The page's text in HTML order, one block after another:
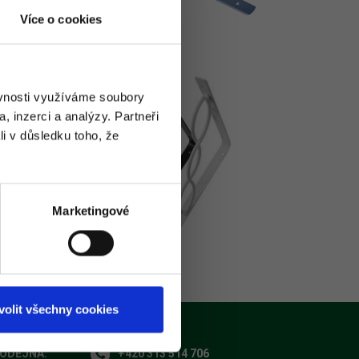
Více o cookies
využíváme soubory
inzerci a analýzy. Partneři
v důsledku toho, že
Marketingové
všechny cookies
+420 313 514 706